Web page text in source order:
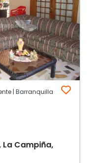
| Barranquilla
La Campiña,